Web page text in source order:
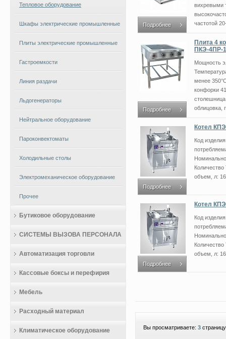
Подробнее
вихревыми
частотой
Подробнее
Плита 4
ПКЭ-4ПР-
Мощность
менее
конфорки
облицовка,
Подробнее
Котел
Код
объем, л:
Подробнее
Котел
Код
объем, л:
Вы просматриваете: 3
Тепловое оборудование
Шкафы электрические промышленные
Плиты электрические промышленные
Гастроемкости
Линия раздачи
Льдогенераторы
Нейтральное оборудование
Пароконвектоматы
Холодильные столы
Электромеханическое оборудование
Прочее
Бутиковое оборудование
СИСТЕМЫ ВЫЗОВА ПЕРСОНАЛА
Автоматизация торговли
Кассовые боксы и перефирия
Мебель
Расходный материал
Климатическое оборудование